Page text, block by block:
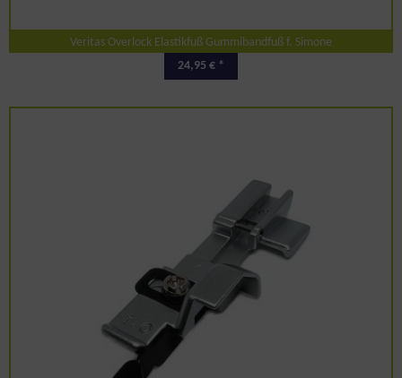
Veritas Overlock Elastikfuß Gummibandfuß f. Simone
24,95 € *